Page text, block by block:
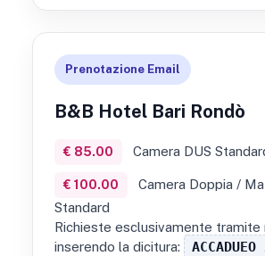
Prenotazione Email
B&B Hotel Bari Rondò
€ 85.00 Camera DUS
€ 100.00
Camera Doppia /
Standard
Richieste esclusivamente tramite
inserendo la dicitura: